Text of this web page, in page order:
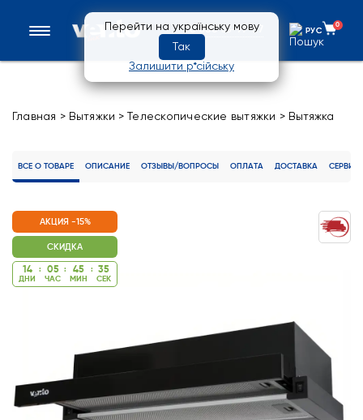
Перейти на українську мову
Так
Залишити р*сійську
0 800 33-97-57 РУС
РУС
0
Главная > Вытяжки > Телескопические вытяжки > Вытяжка
ВСЕ О ТОВАРЕ ОПИСАНИЕ ОТЗЫВЫ/ВОПРОСЫ ОПЛАТА ДОСТАВКА СЕРВИС
АКЦИЯ -15%
СКИДКА
14
ДНИ
: 05
ЧАС
: 45
МИН
: 34
CЕК